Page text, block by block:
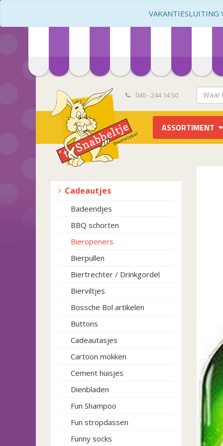
040 - 244 14 50
ASSORTIMENT
Cadeautjes
Badeendjes
BBQ schorten
Bieropeners
Bierpullen
Biertrechter / Drinkgordel
Bierviltjes
Bossche Bol artikelen
Buttons
Cadeautasjes
Cartoon mokken
Cement huisjes
Dienbladen
Fun Shampoo
Fun stropdassen
Funny socks